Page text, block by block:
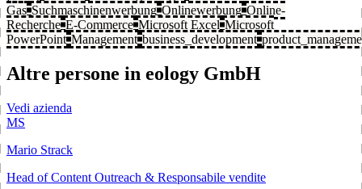
Gas Suchmaschinenwerbung Onlinewerbung Online-
Recherche E-Commerce Microsoft Excel Microsoft
PowerPoint Management business_development
Altre persone in eology GmbH
Vedi azienda
MS
Mario Strack
Head of Content Outreach & Responsabile vendite